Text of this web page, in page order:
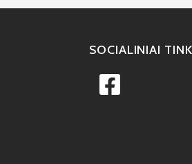
SOCIALINIAI